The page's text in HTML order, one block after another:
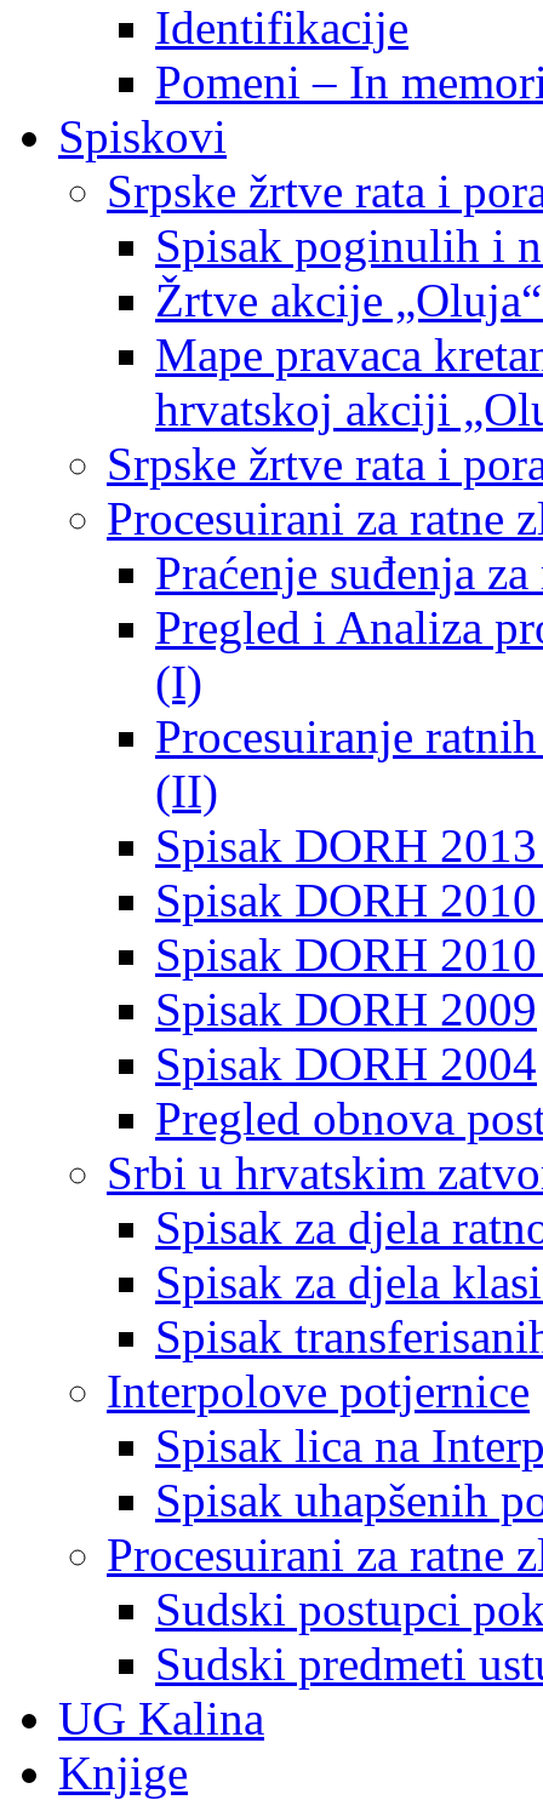
Identifikacije
Pomeni – In
Spiskovi
Srpske žrtve rata i
Spisak poginulih i
Žrtve akcije
Mape pravaca
hrvatskoj akciji
Srpske žrtve rata i
Procesuirani za ratne
Praćenje suđenja
Pregled i Analiza
(I)
Procesuiranje
(II)
Spisak DORH
Spisak DORH
Spisak DORH
Spisak DORH 2009
Spisak DORH 2004
Pregled obnova
Srbi u hrvatskim
Spisak za djela
Spisak za djela
Spisak
Interpolove potjernice
Spisak lica na
Spisak uhapšenih
Procesuirani za ratne
Sudski postupci
Sudski predmeti
UG Kalina
Knjige